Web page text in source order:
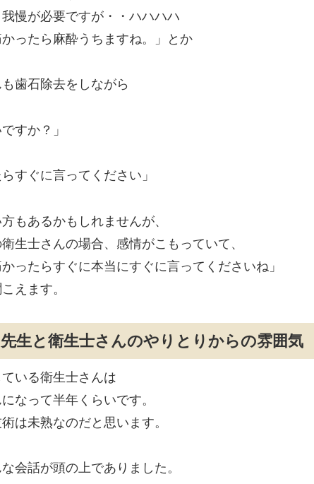
慢が必要ですが・・ハハハハ
ったら麻酔うちますね。」とか
歯石除去をしながら
すか？」
らすぐに言ってください」
もあるかもしれませんが、
生士さんの場合、感情がこもっていて、
ったらすぐに本当にすぐに言ってくださいね」
えます。
生と衛生士さんのやりとりからの雰囲気
いる衛生士さんは
なって半年くらいです。
は未熟なのだと思います。
会話が頭の上でありました。